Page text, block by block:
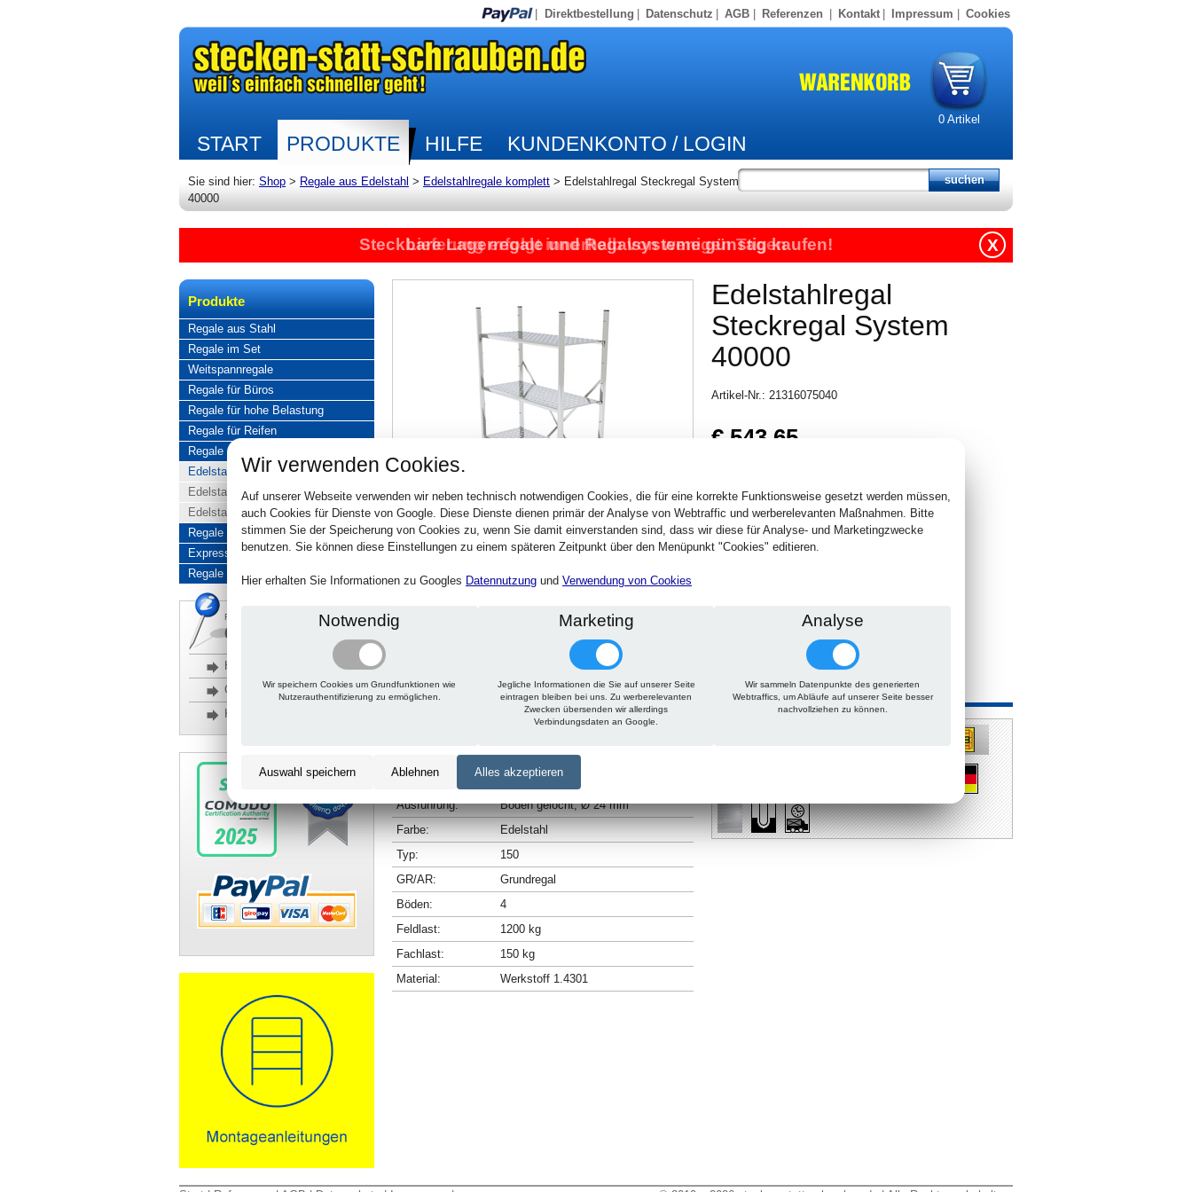
Direktbestellung Datenschutz AGB Referenzen Kontakt Impressum Cookies
0Artikel
START PRODUKTE HILFE KUNDENKONTO / LOGIN
Sie sind hier: Shop > Regale aus Edelstahl > Edelstahlregale komplett > Edelstahlregal Steckregal System
40000
Steckbare Lagerregale und Regalsysteme günstig kaufen!
Lieferung erfolgt innerhalb von wenigen Tagen X
Produkte
Regale aus Stahl
Regale im Set
Weitspannregale
Regale für Büros
Regale für hohe Belastung
Regale für Reifen
Regale aus Edelstahl
Edelstahlregale komplett
Edelstahlregal Baukasten
Edelstahlregal Kombinationen
Regale aus Aluminium
Express-Produkte
Regale Reduziert
Rückfragen, Hilfe, Bestellen?
06201 690095-0
Häufige Fragen
Glossar
Kontakt
Edelstahlregal
Steckregal System
40000
Artikel-Nr.: 21316075040
€ 543,65
Stck.
Technische Daten Beschreibung Zu diesem Artikel passt auch
400 mm
Länge:
750 mm
Ausführung:
Böden gelocht, Ø 24 mm
Farbe:
Edelstahl
Typ:
150
GR/AR:
Grundregal
Böden:
4
Feldlast:
1200 kg
Fachlast:
150 kg
Material:
Werkstoff 1.4301
Wir verwenden Cookies.
Auf unserer Webseite verwenden wir neben technisch notwendigen Cookies, die für eine korrekte Funktionsweise gesetzt werden müssen,
auch Cookies für Dienste von Google. Diese Dienste dienen primär der Analyse von Webtraffic und werberelevanten Maßnahmen. Bitte
stimmen Sie der Speicherung von Cookies zu, wenn Sie damit einverstanden sind, dass wir diese für Analyse- und Marketingzwecke
benutzen. Sie können diese Einstellungen zu einem späteren Zeitpunkt über den Menüpunkt "Cookies" editieren.
Hier erhalten Sie Informationen zu Googles Datennutzung und Verwendung von Cookies
Notwendig
Wir speichern Cookies um Grundfunktionen wie
Nutzerauthentifizierung zu ermöglichen.
Marketing
Jegliche Informationen die Sie auf unserer Seite
eintragen bleiben bei uns. Zu werberelevanten
Zwecken übersenden wir allerdings
Verbindungsdaten an Google.
Analyse
Wir sammeln Datenpunkte des generierten
Webtraffics, um Abläufe auf unserer Seite besser
nachvollziehen zu können.
Auswahl speichern Ablehnen Alles akzeptieren